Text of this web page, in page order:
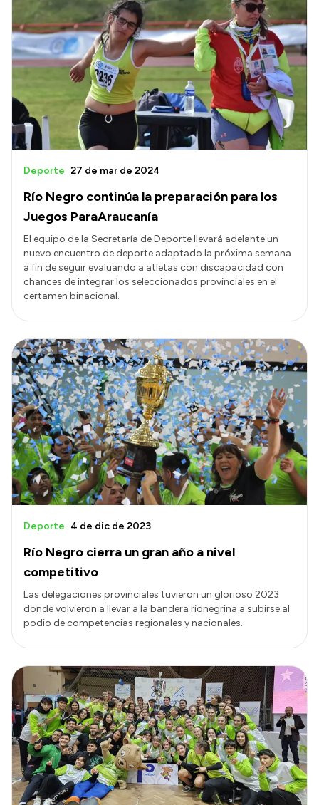
Río Negro continúa la preparación para los
Juegos ParaAraucanía
Deporte 27 de mar de 2024
El equipo de la Secretaría de Deporte llevará adelante un
nuevo encuentro de deporte adaptado la próxima semana
a fin de seguir evaluando a atletas con discapacidad con
chances de integrar los seleccionados provinciales en el
certamen binacional.
Río Negro cierra un gran año a nivel
competitivo
Deporte 4 de dic de 2023
Las delegaciones provinciales tuvieron un glorioso 2023
donde volvieron a llevar a la bandera rionegrina a subirse al
podio de competencias regionales y nacionales.